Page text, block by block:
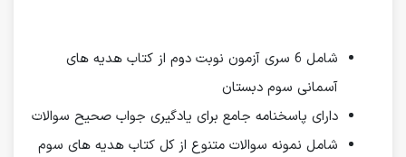
شامل 6 سری آزمون نوبت دوم از کتاب هدیه های
آسمانی سوم دبستان
دارای پاسخنامه جامع برای یادگیری جواب صحیح سوالات
شامل نمونه سوالات متنوع از کل کتاب هدیه های سوم